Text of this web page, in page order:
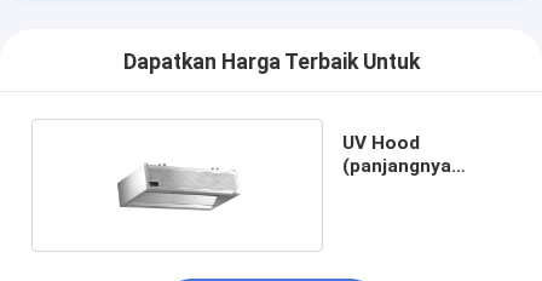
Dapatkan Harga Terbaik Untuk
UV Hood
(panjangnya